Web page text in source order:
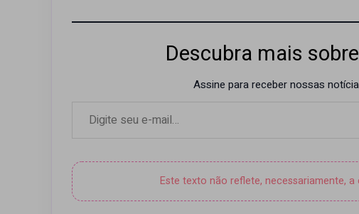
Descubra mais
Assine para receber nossas
Este texto não reflete, necessariamente,